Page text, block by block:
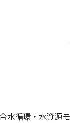
水循環・水資源モ